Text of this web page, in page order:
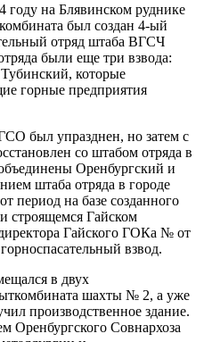
году на Блявинском руднике
был создан 4-ый
отряд штаба ВГСЧ
были еще три взвода:
которые
горные предприятия
был упразднен, но затем с
со штабом отряда в
Оренбургский и
штаба отряда в городе
период на базе созданного
строящемся Гайском
Гайского ГОКа № от
взвод.
в двух
шахты № 2, а уже
производственное здание.
Оренбургского Совнархоза